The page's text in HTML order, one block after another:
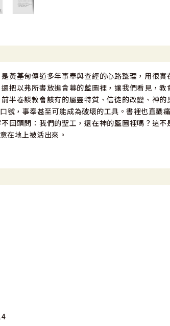
黃基甸傳道多年事奉與查經的心路整理，用很
把以弗所書放進會幕的藍圖裡，讓我們看見，
半卷談教會該有的屬靈特質、信徒的改變、神
號，事奉甚至可能成為破壞的工具。書裡也直
回頭問：我們的聖工，還在神的藍圖裡嗎？這
在地上被活出來。